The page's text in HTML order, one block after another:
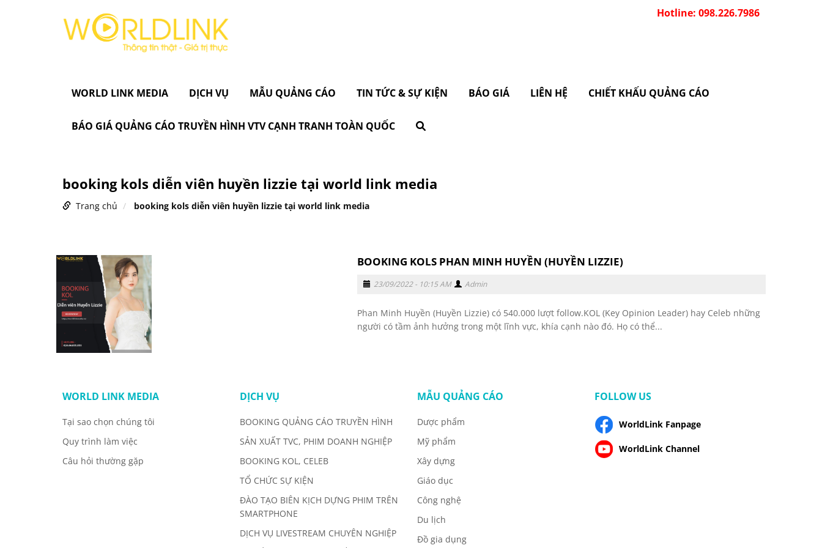
Hotline: 098.226.7986
WORLD LINK MEDIA DỊCH VỤ MẪU QUẢNG CÁO TIN TỨC & SỰ KIỆN BÁO GIÁ LIÊN HỆ CHIẾT KHẤU QUẢNG CÁO
BÁO GIÁ QUẢNG CÁO TRUYỀN HÌNH VTV CẠNH TRANH TOÀN QUỐC
booking kols diễn viên huyền lizzie tại world link media
Trang chủ booking kols diễn viên huyền lizzie tại world link media
BOOKING KOLS PHAN MINH HUYỀN (HUYỀN LIZZIE)
23/09/2022 - 10:15 AM Admin
Phan Minh Huyền (Huyền Lizzie) có 540.000 lượt follow.KOL (Key Opinion Leader) hay Celeb những
người có tầm ảnh hưởng trong một lĩnh vực, khía cạnh nào đó. Họ có thể...
WORLD LINK MEDIA
Tại sao chọn chúng tôi
Quy trình làm việc
Câu hỏi thường gặp
DỊCH VỤ
BOOKING QUẢNG CÁO TRUYỀN HÌNH
SẢN XUẤT TVC, PHIM DOANH NGHIỆP
BOOKING KOL, CELEB
TỔ CHỨC SỰ KIỆN
ĐÀO TẠO BIÊN KỊCH DỰNG PHIM TRÊN
SMARTPHONE
DỊCH VỤ LIVESTREAM CHUYÊN NGHIỆP
MẪU QUẢNG CÁO
Dược phẩm
Mỹ phẩm
Xây dựng
Giáo dục
Công nghệ
Du lịch
Đồ gia dụng
FOLLOW US
WorldLink Fanpage
WorldLink Channel